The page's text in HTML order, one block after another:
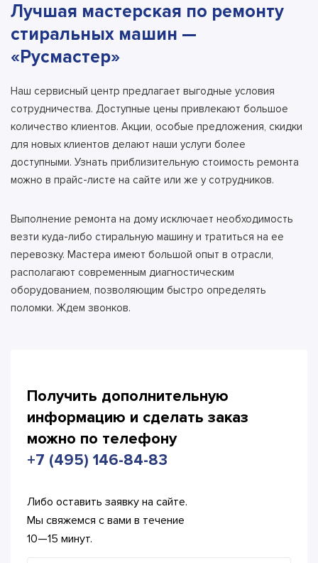
Лучшая мастерская по ремонту
стиральных машин —
«Русмастер»
Наш сервисный центр предлагает выгодные условия
сотрудничества. Доступные цены привлекают большое
количество клиентов. Акции, особые предложения, скидки
для новых клиентов делают наши услуги более
доступными. Узнать приблизительную стоимость ремонта
можно в прайс-листе на сайте или же у сотрудников.
Выполнение ремонта на дому исключает необходимость
везти куда-либо стиральную машину и тратиться на ее
перевозку. Мастера имеют большой опыт в отрасли,
располагают современным диагностическим
оборудованием, позволяющим быстро определять
поломки. Ждем звонков.
Получить дополнительную
информацию и сделать заказ
можно по телефону
+7 (495) 146-84-83
Либо оставить заявку на сайте.
Мы свяжемся с вами в течение
10—15 минут.